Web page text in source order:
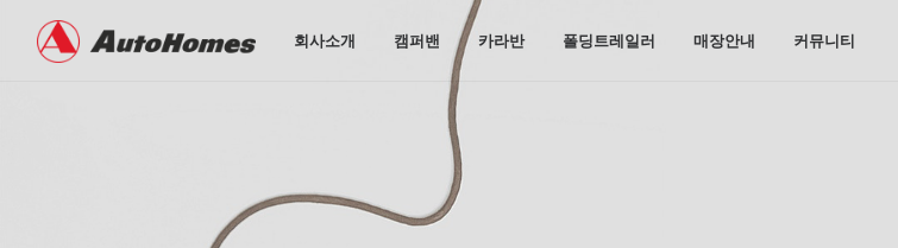
회사소개 캠퍼밴 카라반 폴딩트레일러 매장안내 커뮤니티